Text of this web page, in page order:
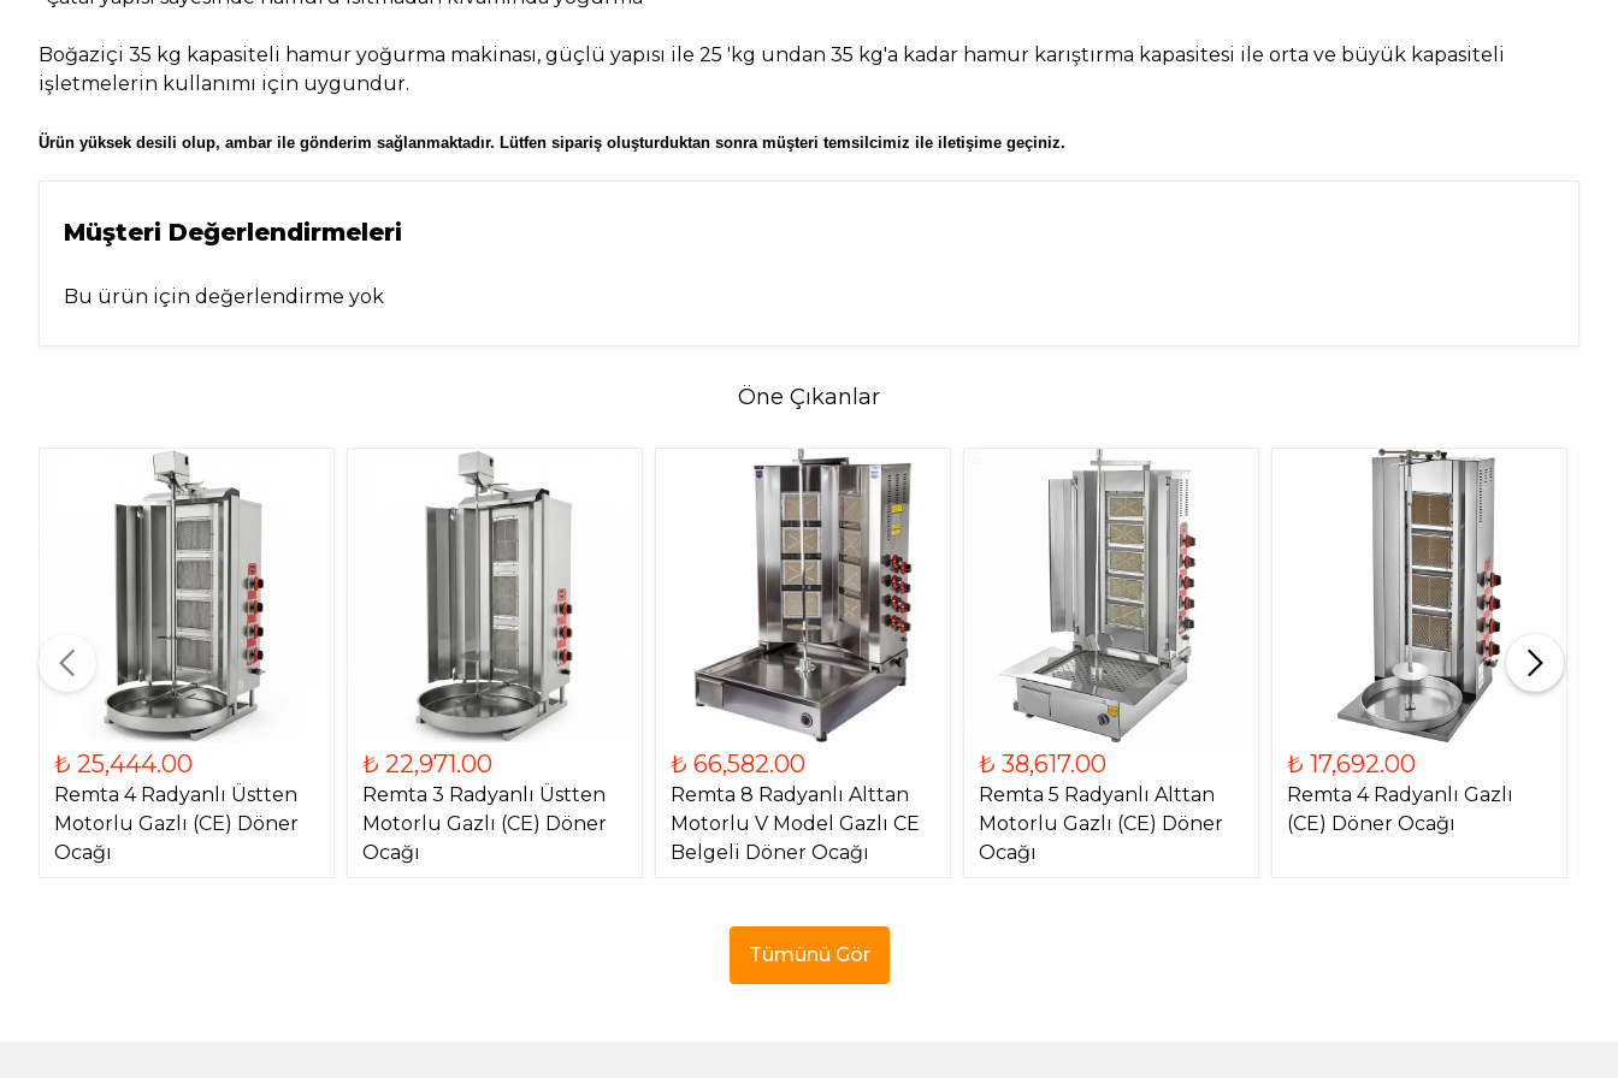
Boğaziçi 35 kg kapasiteli hamur yoğurma makinası, güçlü yapısı ile 25 'kg undan 35 kg'a kadar hamur karıştırma kapasitesi ile orta ve büyük kapasiteli
işletmelerin kullanımı için uygundur.
Ürün yüksek desili olup, ambar ile gönderim sağlanmaktadır. Lütfen sipariş oluşturduktan sonra müşteri temsilcimiz ile iletişime geçiniz.
Müşteri Değerlendirmeleri
Bu ürün için değerlendirme yok
Öne Çıkanlar
₺ 25,444.00
Remta 4 Radyanlı Üstten
Motorlu Gazlı (CE) Döner
Ocağı
₺ 22,971.00
Remta 3 Radyanlı Üstten
Motorlu Gazlı (CE) Döner
Ocağı
₺ 66,582.00
Remta 8 Radyanlı Alttan
Motorlu V Model Gazlı CE
Belgeli Döner Ocağı
₺ 38,617.00
Remta 5 Radyanlı Alttan
Motorlu Gazlı (CE) Döner
Ocağı
₺ 17,692.00
Remta 4 Radyanlı Gazlı
(CE) Döner Ocağı
Tümünü Gör